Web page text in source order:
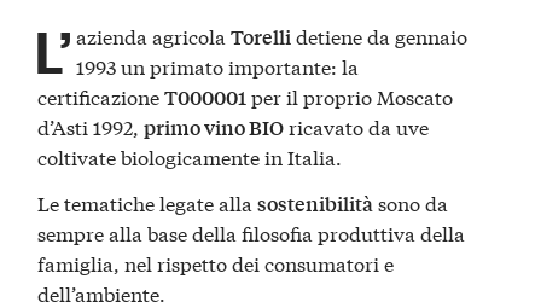
L’ azienda agricolaTorellidetiene da gennaio
1993 un primato importante: la
certificazioneT000001per il proprio Moscato
d’Asti 1992,primo vino BIOricavato da uve
coltivate biologicamente in Italia.
Le tematiche legate allasostenibilità sono da
sempre alla base della filosofia produttiva della
famiglia, nel rispetto dei consumatori e
dell’ambiente.